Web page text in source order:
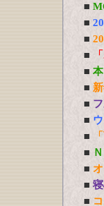
■
■
■
■
■
■
■
■
■
■
■
■
■